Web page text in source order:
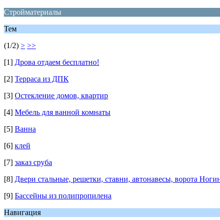
Стройматериалы
Тем
(1/2) > >>
[1] Дрова отдаем бесплатно!
[2] Терраса из ДПК
[3] Остекление домов, квартир
[4] Мебель для ванной комнаты
[5] Ванна
[6] клей
[7] заказ сруба
[8] Двери стальные, решетки, ставни, автонавесы, ворота
[9] Бассейны из полипропилена
Навигация